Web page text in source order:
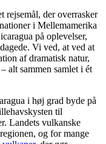
rejsemål, der overrasker
i Mellemamerika
på oplevelser,
Vi ved, at ved at
af dramatisk natur,
alt sammen samlet i ét
i høj grad byde på
til
Landets vulkanske
og for mange